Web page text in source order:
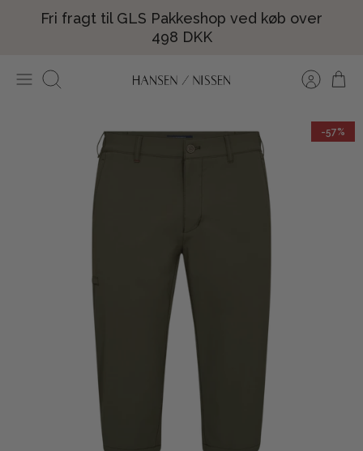
Fri fragt til GLS Pakkeshop ved køb over
498 DKK
Søg
-57%